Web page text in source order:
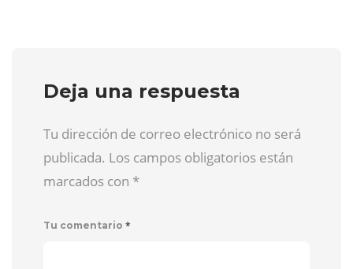
Deja una respuesta
Tu dirección de correo electrónico no será
publicada. Los campos obligatorios están
marcados con *
Tu comentario *